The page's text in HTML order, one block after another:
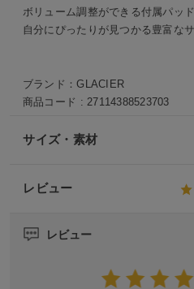
ボリューム調整ができる付属パッド
自分にぴったりが見つかる豊富なサ
ブランド：GLACIER
商品コード : 27114388523703
サイズ・素材
レビュー
レビュー